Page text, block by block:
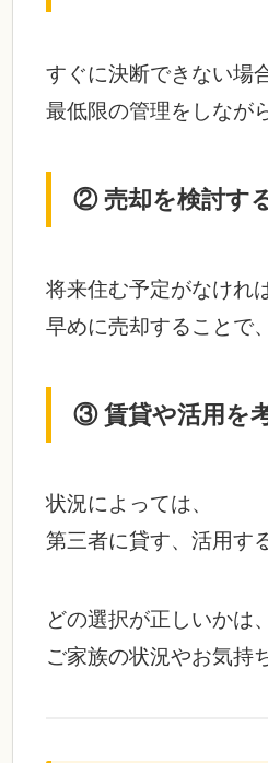
すぐに決断できない場
最低限の管理をしなが
② 売却を検討す
将来住む予定がなけれ
早めに売却することで
③ 賃貸や活用を
状況によっては、
第三者に貸す、活用す
どの選択が正しいかは、
ご家族の状況やお気持